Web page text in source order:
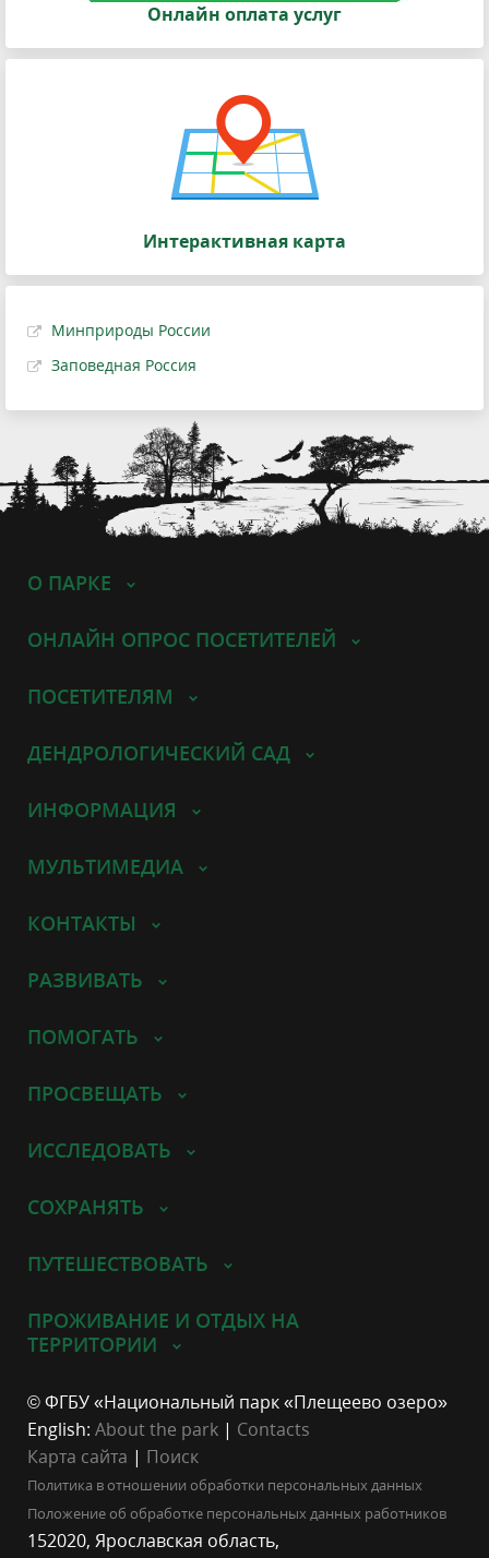
Онлайн оплата услуг
Интерактивная карта
Минприроды России
Заповедная Россия
О ПАРКЕ
ОНЛАЙН ОПРОС ПОСЕТИТЕЛЕЙ
ПОСЕТИТЕЛЯМ
ДЕНДРОЛОГИЧЕСКИЙ САД
ИНФОРМАЦИЯ
МУЛЬТИМЕДИА
КОНТАКТЫ
РАЗВИВАТЬ
ПОМОГАТЬ
ПРОСВЕЩАТЬ
ИССЛЕДОВАТЬ
СОХРАНЯТЬ
ПУТЕШЕСТВОВАТЬ
ПРОЖИВАНИЕ И ОТДЫХ НА
ТЕРРИТОРИИ
© ФГБУ «Национальный парк «Плещеево озеро»
English: About the park | Contacts
Карта сайта | Поиск
Политика в отношении обработки персональных данных
Положение об обработке персональных данных работников
152020, Ярославская область,